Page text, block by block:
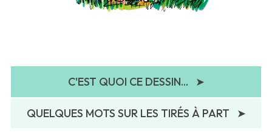
C'EST QUOI CE DESSIN... ➤
QUELQUES MOTS SUR LES TIRÉS À PART ➤